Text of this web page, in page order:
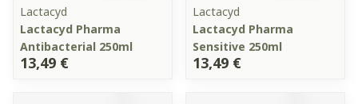
Lactacyd
Lactacyd Pharma
Antibacterial 250ml
13,49 €
Lactacyd
Lactacyd Pharma
Sensitive 250ml
13,49 €